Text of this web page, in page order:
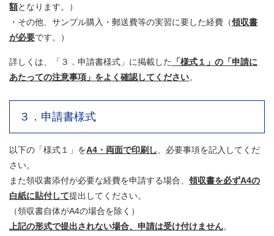
額となります。）
・その他、サンプル購入・郵送費等の実習に要した経費（領収書
が必要です。）
詳しくは、「３．申請書様式」に掲載した
「様式１」の「申請に
あたっての注意事項」をよく確認してください。
３．申請書様式
以下の「様式１」をA4・両面で印刷し 、必要事項を記入してくだ
さい。
また領収書添付が必要な経費を申請する場合、 領収書を必ずA4の
白紙に貼付して提出してください。
（領収書自体がA4の場合を除く）
上記の形式で提出されない場合、申請は受け付けません。